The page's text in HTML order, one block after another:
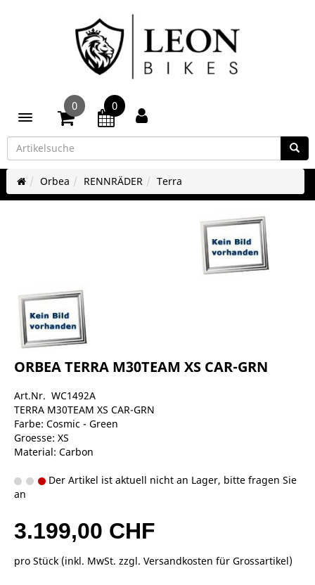
Toggle navigation
0 0
Orbea RENNRÄDER Terra
ORBEA TERRA M30TEAM XS CAR-GRN
Art.Nr. WC1492A
TERRA M30TEAM XS CAR-GRN
Farbe: Cosmic - Green
Groesse: XS
Material: Carbon
Der Artikel ist aktuell nicht an Lager, bitte fragen Sie
an
3.199,00 CHF
pro Stück (inkl. MwSt. zzgl. Versandkosten für Grossartikel)